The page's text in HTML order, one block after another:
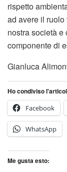
rispetto
ad avere il
nostra società
componente di
Gianluca
Ho condiviso
Facebook
WhatsApp
Me gusta esto: